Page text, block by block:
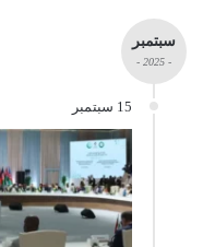
سبتمبر
- 2025 -
15 سبتمبر